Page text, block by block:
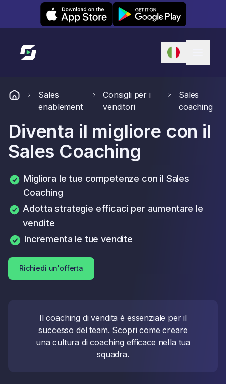
Leexi on iOS Leexi on Android
Link alla homepage
Sales
enablement
Consigli per i
venditori
Sales
coaching
Diventa il migliore con il
Sales Coaching
Migliora le tue competenze con il Sales
Coaching
Adotta strategie efficaci per aumentare le
vendite
Incrementa le tue vendite
Richiedi un'offerta
Il coaching di vendita è essenziale per il
successo del team. Scopri come creare
una cultura di coaching efficace nella tua
squadra.